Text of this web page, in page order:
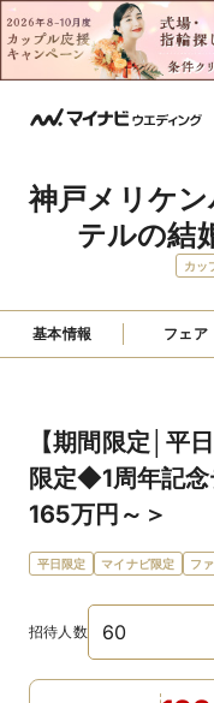
神戸メリケ
テルの結
カッ
基本情報 フェア
【期間限定│平
限定◆1周年記
165万円～＞
平日限定 マイナビ限定 フ
招待人数